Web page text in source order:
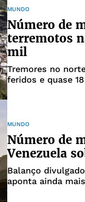
MUNDO
Número de
terremotos
mil
Tremores no
feridos e quase
MUNDO
Número de
Venezuela
Balanço
aponta ainda